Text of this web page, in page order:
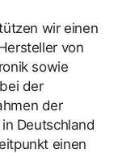
wir einen
von
sowie
der
der
Deutschland
einen